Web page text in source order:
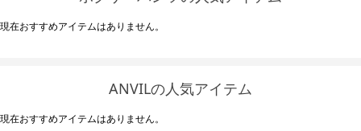
現在おすすめアイテムはありません。
ANVILの人気アイテム
現在おすすめアイテムはありません。